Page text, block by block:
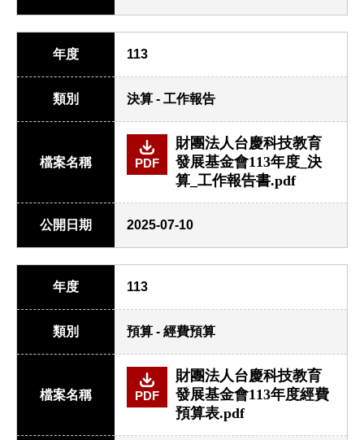
年度 113
類別 決算 - 工作報告
檔案名稱 PDF
財團法人台慶科技教育
發展基金會113年度_決
算_工作報告書.pdf
公開日期 2025-07-10
年度 113
類別 預算 - 經費預算
檔案名稱 PDF
財團法人台慶科技教育
發展基金會113年度經費
預算表.pdf